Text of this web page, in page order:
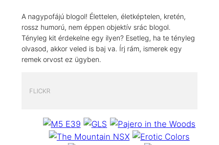
A nagypofájú blogol! Élettelen, életképtelen, kretén,
rossz humorú, nem éppen objektív srác blogol.
Tényleg kit érdekelne egy ilyen? Esetleg, ha te tényleg
olvasod, akkor veled is baj va. Írj rám, ismerek egy
remek orvost ez ügyben.
FLICKR